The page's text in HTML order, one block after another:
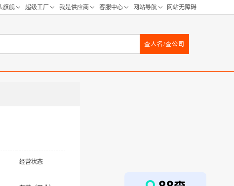
查人名/查公司
经营状态